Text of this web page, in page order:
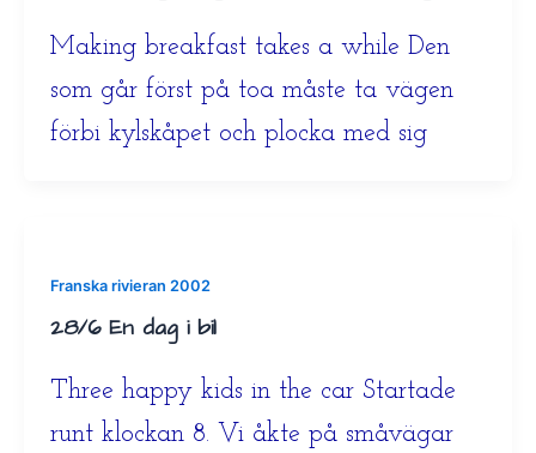
Making breakfast takes a while Den
som går först på toa måste ta vägen
förbi kylskåpet och plocka med sig
Franska rivieran 2002
28/6 En dag i bil
Three happy kids in the car Startade
runt klockan 8. Vi åkte på småvägar